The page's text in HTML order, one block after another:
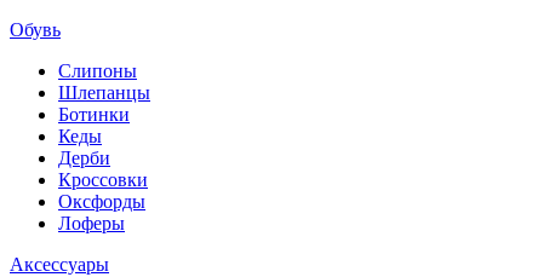
Обувь
Слипоны
Шлепанцы
Ботинки
Кеды
Дерби
Кроссовки
Оксфорды
Лоферы
Аксессуары